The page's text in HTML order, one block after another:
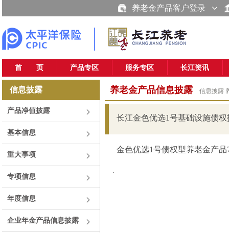
养老金产品客户登录
首 页 产品专区 服务专区 长江资讯
信息披露
产品净值披露
基本信息
重大事项
专项信息
年度信息
企业年金产品信息披露
养老金产品信息披露 信息披露
长江金色优选1号基础设施债
金色优选1号债权型养老金产
.